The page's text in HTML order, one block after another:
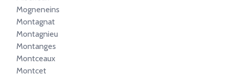
Mogneneins
Montagnat
Montagnieu
Montanges
Montceaux
Montcet